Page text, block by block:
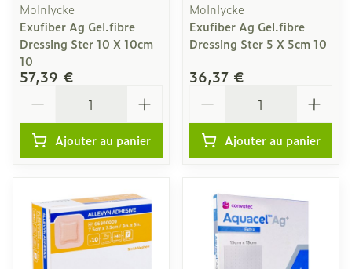
Molnlycke
Exufiber Ag Gel.fibre
Dressing Ster 10 X 10cm
10
57,39 €
Ajouter au panier
Molnlycke
Exufiber Ag Gel.fibre
Dressing Ster 5 X 5cm 10
36,37 €
Ajouter au panier